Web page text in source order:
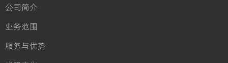
公司简介
业务范围
服务与优势